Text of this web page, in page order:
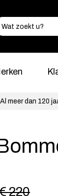
Al meer dan 120
220